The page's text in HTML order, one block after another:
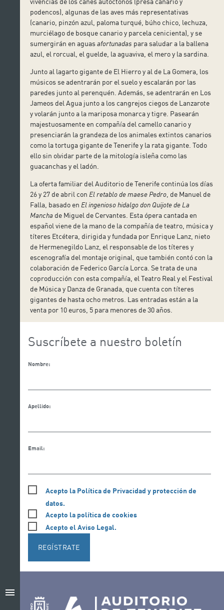
menu
podencos), algunas de las aves más representativas
(canario, pinzón azul, paloma turqué, búho chico, lechuza,
murciélago de bosque canario y parcela cenicienta), y se
sumergirán en aguasafortunadas para saludar a la ballena
azul, el rorcual, el guelde, la aguaviva, el mero y la sardina.
Junto al lagarto gigante de El Hierro y al de La Gomera, los
músicos se adentrarán por el suelo y escalarán por las
paredes junto al perenquén. Además, se adentrarán en Los
Jameos del Agua junto a los cangrejos ciegos de Lanzarote
y volarán junto a la mariposa monarca y tigre. Pasearán
majestuosamente en compañía del camello canario y
presenciarán la grandeza de los animales extintos canarios
como la tortuga gigante de Tenerife y la rata gigante. Todo
ello sin olvidar parte de la mitología isleña como las
guacanchas y el ladón.
La oferta familiar del Auditorio de Tenerife continúa los días
26 y 27 de abril con El retablo de maese Pedro , de Manuel de
Falla, basado en El ingenioso hidalgo don Quijote de La
Mancha de Miguel de Cervantes. Esta ópera cantada en
español viene de la mano de la compañía de teatro, música y
títeres Etcétera, dirigida y fundada por Enrique Lanz, nieto
de Hermenegildo Lanz, el responsable de los títeres y
escenografía del montaje original, que también contó con la
colaboración de Federico García Lorca. Se trata de una
coproducción con esta compañía, el Teatro Real y el Festival
de Música y Danza de Granada, que cuenta con títeres
gigantes de hasta ocho metros. Las entradas están a la
venta por 10 euros, 5 para menores de 30 años.
Suscríbete a nuestro boletín
Nombre:
Apellido:
Email:
Acepto la Política de Privacidad y protección de
datos.
Acepto la política de cookies
Acepto el Aviso Legal.
REGÍSTRATE